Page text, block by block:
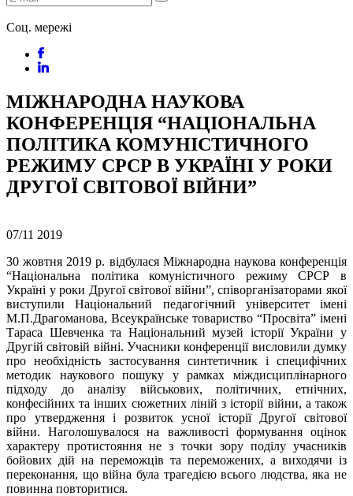
Соц. мережі
МІЖНАРОДНА НАУКОВА
КОНФЕРЕНЦІЯ “НАЦІОНАЛЬНА
ПОЛІТИКА КОМУНІСТИЧНОГО
РЕЖИМУ СРСР В УКРАЇНІ У РОКИ
ДРУГОЇ СВІТОВОЇ ВІЙНИ”
07/11 2019
30 жовтня 2019 р. відбулася Міжнародна наукова конференція
“Національна політика комуністичного режиму СРСР в
Україні у роки Другої світової війни”, співорганізаторами якої
виступили Національний педагогічний університет імені
М.П.Драгоманова, Всеукраїнське товариство “Просвіта” імені
Тараса Шевченка та Національний музей історії України у
Другій світовій війні. Учасники конференції висловили думку
про необхідність застосування синтетичник і специфічних
методик наукового пошуку у рамках міждисциплінарного
підходу до аналізу військових, політичних, етнічних,
конфесійних та інших сюжетних ліній з історії війни, а також
про утвердження і розвиток усної історії Другої світової
війни. Наголошувалося на важливості формування оцінок
характеру протистояння не з точки зору поділу учасників
бойових дій на переможців та переможених, а виходячи із
переконання, що війна була трагедією всього людства, яка не
повинна повторитися.